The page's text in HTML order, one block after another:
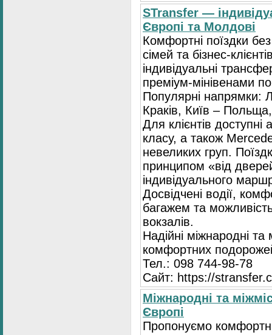
STransfer —
Європі та Молдові
Комфортні поїздки
сімей та бізнес-
індивідуальні
преміум-мінівенами
Популярні напрямки:
Краків, Київ –
Для клієнтів
класу, а також
невеликих груп.
принципом «від
індивідуального
Досвідчені водії,
багажем та
вокзалів.
Надійні міжнародні
комфортних
Тел.: 098 744-98-78
Сайт: https://
Міжнародні та
Європі
Пропонуємо